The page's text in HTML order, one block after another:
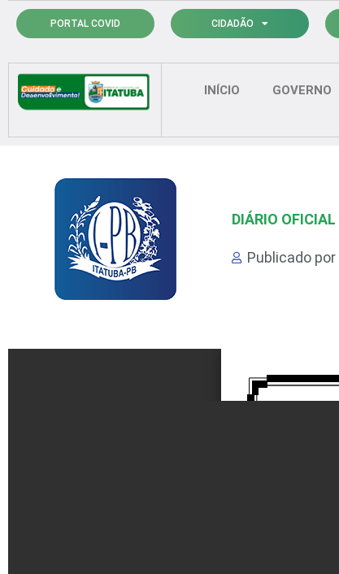
para
conteúdo
PORTAL COVID CIDADÃO
INÍCIO GOVERNO
DIÁRIO
Publicado por